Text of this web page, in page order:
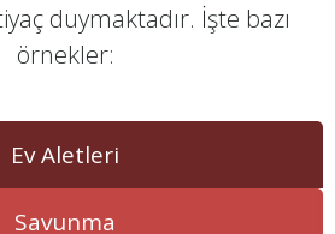
duymaktadır. İşte bazı
örnekler:
Ev Aletleri
Savunma